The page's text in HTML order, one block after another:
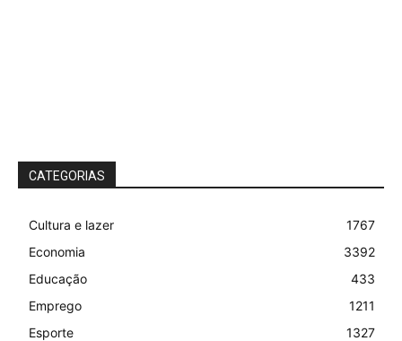
CATEGORIAS
Cultura e lazer
1767
Economia
3392
Educação
433
Emprego
1211
Esporte
1327